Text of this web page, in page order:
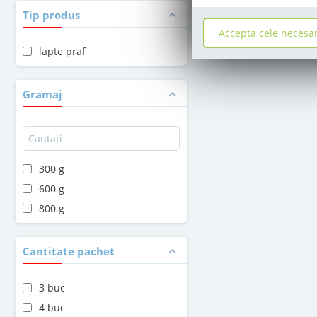
Tip produs
lapte praf
Gramaj
300 g
600 g
800 g
Cantitate pachet
3 buc
4 buc
Accepta cele